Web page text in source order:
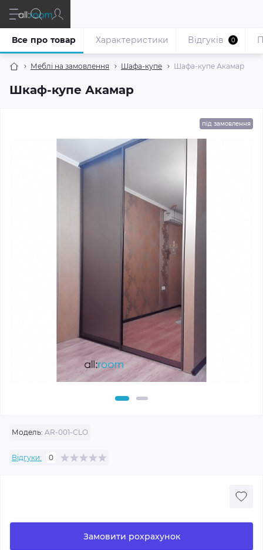
Меблі на замовлення Шафа-купе Шафа-купе Акамар
Шкаф-купе Акамар
Все про товар Характеристики Відгуків 0
під замовлення
Модель: AR-001-CLO
Відгуки: 0
Замовити рохрахунок